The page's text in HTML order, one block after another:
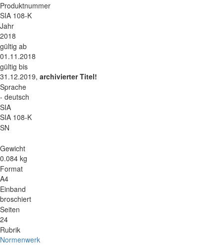
Produktnummer
SIA 108-K
Jahr
2018
gültig ab
01.11.2018
gültig bis
31.12.2019, archivierter Titel!
Sprache
- deutsch
SIA
SIA 108-K
SN
Gewicht
0.084 kg
Format
A4
Einband
broschiert
Seiten
24
Rubrik
Normenwerk